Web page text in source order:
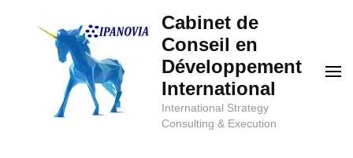
Cabinet de
Conseil en
Développement
International
International Strategy
Consulting & Execution